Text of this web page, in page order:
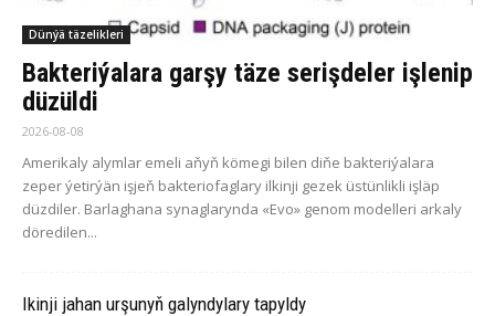
Dünýä täzelikleri
Bakteriýalara garşy täze serişdeler işlenip
düzüldi
2026-08-08
Amerikaly alymlar emeli aňyň kömegi bilen diňe bakteriýalara
zeper ýetirýän işjeň bakteriofaglary ilkinji gezek üstünlikli işläp
düzdiler. Barlaghana synaglarynda «Evo» genom modelleri arkaly
döredilen...
Ikinji jahan urşunyň galyndylary tapyldy